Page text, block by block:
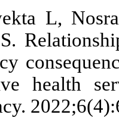
2.
Mehranfard
and
Health